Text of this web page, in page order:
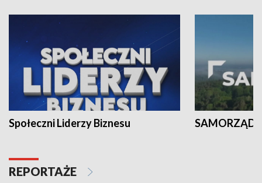
Społeczni Liderzy Biznesu SAMORZĄD
REPORTAŻE